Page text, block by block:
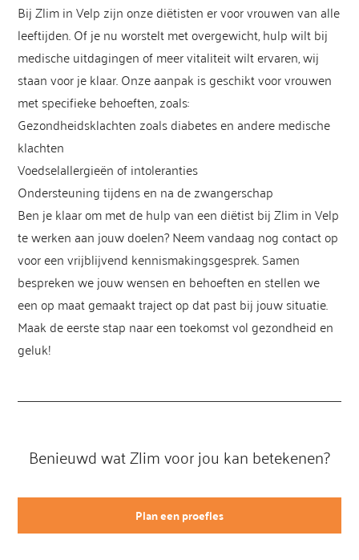
Bij Zlim in Velp zijn onze diëtisten er voor vrouwen van alle
leeftijden. Of je nu worstelt met overgewicht, hulp wilt bij
medische uitdagingen of meer vitaliteit wilt ervaren, wij
staan voor je klaar. Onze aanpak is geschikt voor vrouwen
met specifieke behoeften, zoals:
Gezondheidsklachten zoals diabetes en andere medische
klachten
Voedselallergieën of intoleranties
Ondersteuning tijdens en na de zwangerschap
Ben je klaar om met de hulp van een diëtist bij Zlim in Velp
te werken aan jouw doelen? Neem vandaag nog contact op
voor een vrijblijvend kennismakingsgesprek. Samen
bespreken we jouw wensen en behoeften en stellen we
een op maat gemaakt traject op dat past bij jouw situatie.
Maak de eerste stap naar een toekomst vol gezondheid en
geluk!
Benieuwd wat Zlim voor jou kan betekenen?
Plan een proefles